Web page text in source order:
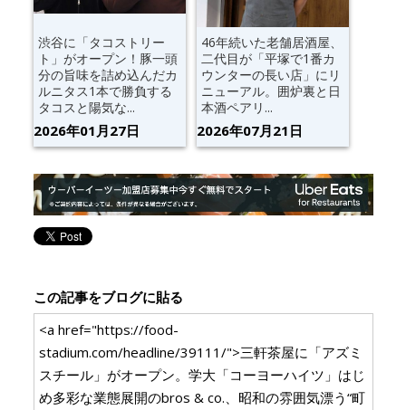
渋谷に「タコストリー
ト」がオープン！豚一頭
分の旨味を詰め込んだカ
ルニタス1本で勝負する
タコスと陽気な...
2026年01月27日
46年続いた老舗居酒屋、
二代目が「平塚で1番カ
ウンターの長い店」にリ
ニューアル。囲炉裏と日
本酒ペアリ...
2026年07月21日
この記事をブログに貼る
<a href="https://food-
stadium.com/headline/39111/">三軒茶屋に「アズミ
スチール」がオープン。学大「コーヨーハイツ」はじ
め多彩な業態展開のbros & co.、昭和の雰囲気漂う“町